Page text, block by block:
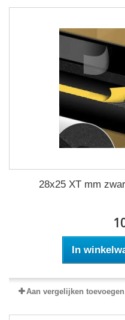
28x25 XT mm
In
Aan vergelijken toevoegen